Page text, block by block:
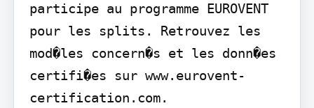
participe au programme EUROVENT
pour les splits. Retrouvez les
mod�les concern�s et les donn�es
certifi�es sur www.eurovent-
certification.com.